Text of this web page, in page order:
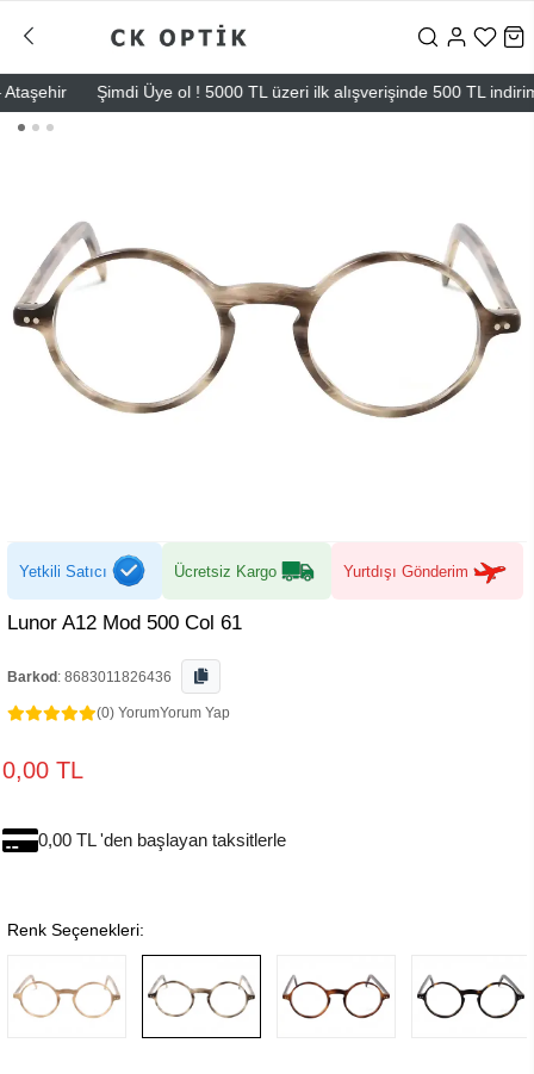
Şimdi Üye ol ! 5000 TL üzeri ilk alışverişinde 500 TL indirim
Yetkili Satıcı Ücretsiz Kargo Yurtdışı Gönderim
Lunor A12 Mod 500 Col 61
Barkod : 8683011826436
(0) YorumYorum Yap
0,00 TL
0,00 TL 'den başlayan taksitlerle
Renk Seçenekleri: